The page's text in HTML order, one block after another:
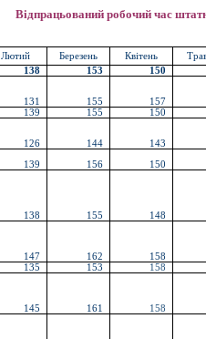
Відпрацьований робочий час
Лютий Березень Квітень
138 153
150
131 155
157
139 155
150
126 144
143
139 156
150
138 155
148
147 162
158
135 153
158
145 161
158